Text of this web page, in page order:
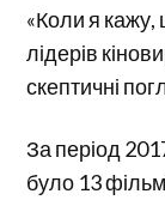
«Коли я кажу,
лідерів
скептичні
За період
було 13